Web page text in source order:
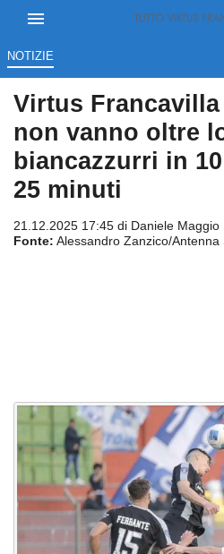
NOTIZIE
Virtus Francavilla
non vanno oltre
biancazzurri in
25 minuti
21.12.2025 17:45 di Daniele Maggio
Fonte: Alessandro Zanzico/Antenna